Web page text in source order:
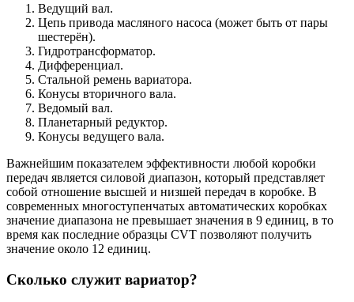
Ведущий вал.
Цепь привода масляного насоса (может быть от пары
шестерён).
Гидротрансформатор.
Дифференциал.
Стальной ремень вариатора.
Конусы вторичного вала.
Ведомый вал.
Планетарный редуктор.
Конусы ведущего вала.
Важнейшим показателем эффективности любой коробки
передач является силовой диапазон, который представляет
собой отношение высшей и низшей передач в коробке. В
современных многоступенчатых автоматических коробках
значение диапазона не превышает значения в 9 единиц, в то
время как последние образцы CVT позволяют получить
значение около 12 единиц.
Сколько служит вариатор?